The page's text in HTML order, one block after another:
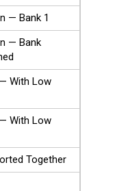
— Bank 1
— Bank
With Low
With Low
Together